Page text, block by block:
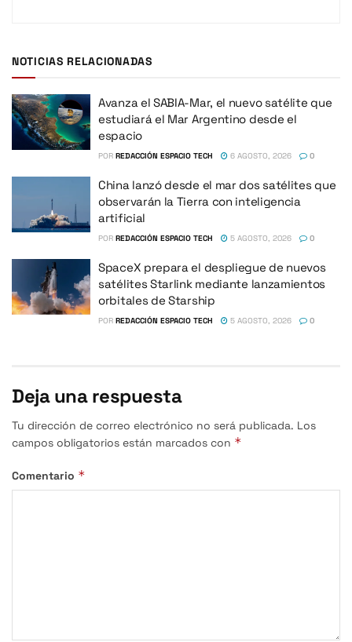
NOTICIAS RELACIONADAS
Avanza el SABIA-Mar, el nuevo satélite que
estudiará el Mar Argentino desde el
espacio
POR REDACCIÓN ESPACIO TECH 6 AGOSTO, 2026 0
China lanzó desde el mar dos satélites que
observarán la Tierra con inteligencia
artificial
POR REDACCIÓN ESPACIO TECH 5 AGOSTO, 2026 0
SpaceX prepara el despliegue de nuevos
satélites Starlink mediante lanzamientos
orbitales de Starship
POR REDACCIÓN ESPACIO TECH 5 AGOSTO, 2026 0
Deja una respuesta
Tu dirección de correo electrónico no será publicada. Los
campos obligatorios están marcados con *
Comentario *